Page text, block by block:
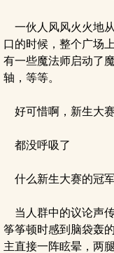
一伙人风风火火地
口的时候，整个广场
有一些魔法师启动了
轴，等等。
好可惜啊，新生大
都没呼吸了
什么新生大赛的冠
当人群中的议论声
筝筝顿时感到脑袋轰
主直接一阵眩晕，两